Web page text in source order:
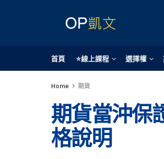
首頁 ⭐線上課程 選擇權
Home 期貨
期貨當沖保
格說明